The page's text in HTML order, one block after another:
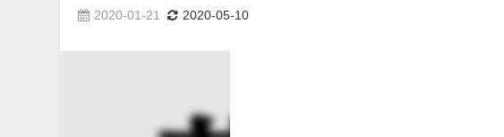
2020-01-21 2020-05-10